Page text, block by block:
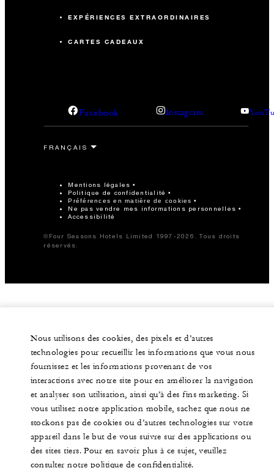
EXPÉRIENCES EXTRAORDINAIRES
CARTES CADEAUX
Facebook Instagram
Mentions légales
Politique de confidentialité
Préférences en matière de cookies
Ne pas vendre mes informations personnelles
Accessibilité
©Four Seasons Hotels Limited 1997-2026. Tous droits
réservés.
Nous utilisons des cookies, des pixels et d’autres
technologies pour recueillir les informations que vous nous
fournissez et les informations provenant de vos
interactions avec notre site pour en améliorer la navigation
et analyser son utilisation, ainsi qu’à des fins marketing. Si
vous utilisez notre application mobile, sachez que nous ne
stockons pas de cookies ou d’autres technologies sur votre
appareil dans le but de vous suivre sur des applications ou
des sites tiers. Pour en savoir plus à ce sujet, veuillez
consulter notre politique de confidentialité.